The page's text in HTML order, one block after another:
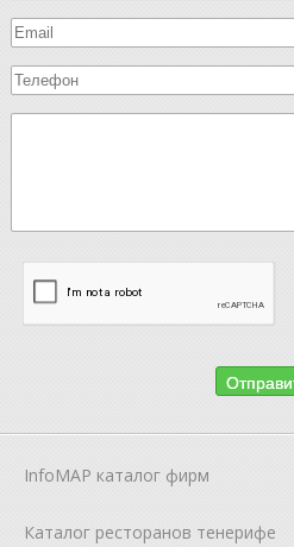
InfoMAP каталог фирм
Каталог ресторанов тенерифе